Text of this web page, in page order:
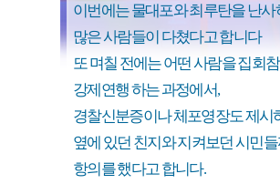
이번에는 물대포와 최루탄을 난
많은 사람들이 다쳤다고 합니다
또 며칠 전에는 어떤 사람을 집회
강제연행 하는 과정에서,
경찰신분증이나 체포영장도 제시
옆에 있던 친지와 지켜보던 시민
항의를 했다고 합니다.